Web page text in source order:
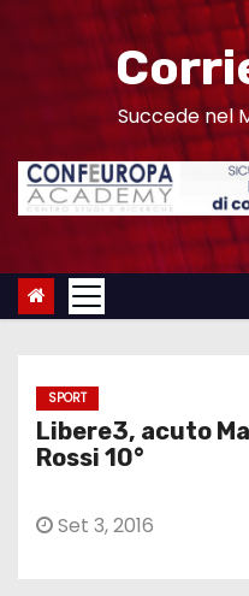
n
Succede nel
SPORT
Libere3, acuto
Rossi 10°
Set 3, 2016